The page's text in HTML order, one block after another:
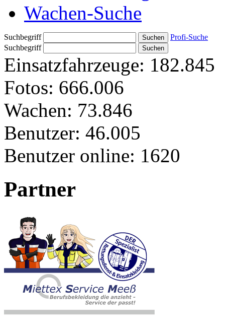
Wachen-Suche
Suchbegriff
Profi-Suche
Suchbegriff
Einsatzfahrzeuge: 182.845
Fotos: 666.006
Wachen: 73.846
Benutzer: 46.005
Benutzer online: 1620
Partner